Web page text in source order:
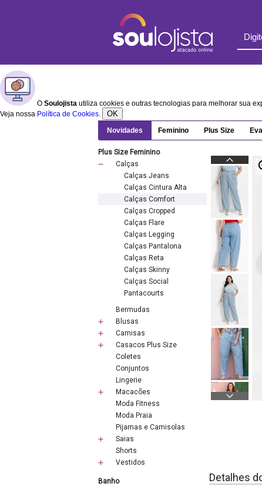
O Soulojista utiliza cookies e outras tecnologias para melhorar sua
Veja nossa Política de Cookies. OK
Novidades Feminino Plus Size
Plus Size Feminino
Calças
Calças Jeans
Calças Cintura Alta
Calças Comfort
Calças Cropped
Calças Flare
Calças Legging
Calças Pantalona
Calças Reta
Calças Skinny
Calças Social
Pantacourts
Bermudas
Blusas
Camisas
Casacos Plus Size
Coletes
Conjuntos
Lingerie
Macacões
Moda Fitness
Moda Praia
Pijamas e Camisolas
Saias
Shorts
Vestidos
Banho
Detalhes